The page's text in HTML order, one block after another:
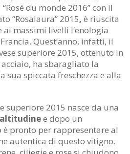
du monde 2016” con il
“Rosalaura” 2015, è riuscita
massimi livelli l’enologia
Quest’anno, infatti, il
superiore 2015, ottenuto in
ha sbaragliato la
sua spiccata freschezza e alla
superiore 2015 nasce da una
e dopo un
pronto per rappresentare al
autentica di questo vitigno.